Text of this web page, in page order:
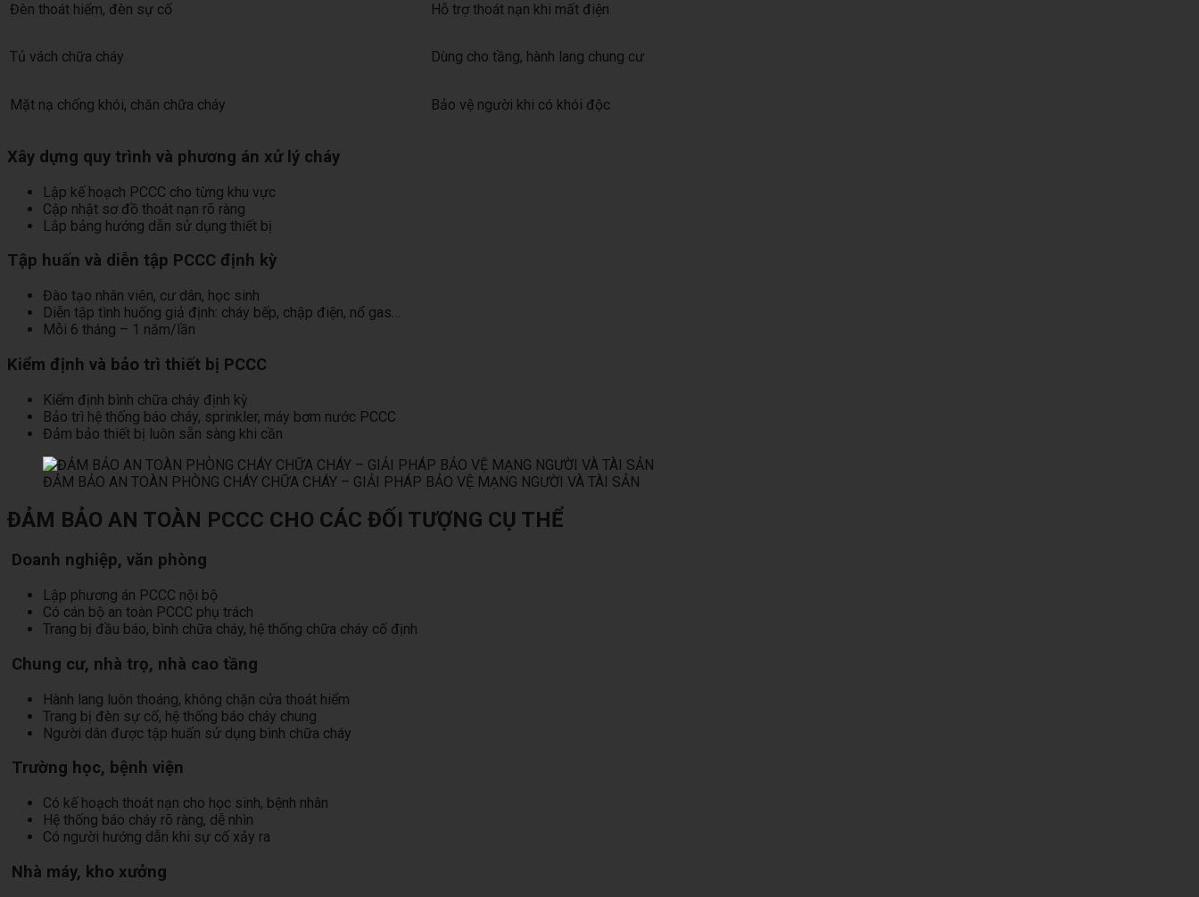
Đèn thoát hiểm, đèn sự cố Hỗ trợ thoát nạn khi mất điện
Tủ vách chữa cháy Dùng cho tầng, hành lang chung cư
Mặt nạ chống khói, chăn chữa cháy Bảo vệ người khi có khói độc
Xây dựng quy trình và phương án xử lý cháy
Lập kế hoạch PCCC cho từng khu vực
Cập nhật sơ đồ thoát nạn rõ ràng
Lắp bảng hướng dẫn sử dụng thiết bị
Tập huấn và diễn tập PCCC định kỳ
Đào tạo nhân viên, cư dân, học sinh
Diễn tập tình huống giả định: cháy bếp, chập điện, nổ gas…
Mỗi 6 tháng – 1 năm/lần
Kiểm định và bảo trì thiết bị PCCC
Kiểm định bình chữa cháy định kỳ
Bảo trì hệ thống báo cháy, sprinkler, máy bơm nước PCCC
Đảm bảo thiết bị luôn sẵn sàng khi cần
ĐẢM BẢO AN TOÀN PHÒNG CHÁY CHỮA CHÁY – GIẢI PHÁP BẢO VỆ MẠNG NGƯỜI VÀ TÀI SẢN
ĐẢM BẢO AN TOÀN PCCC CHO CÁC ĐỐI TƯỢNG CỤ THỂ
Doanh nghiệp, văn phòng
Lập phương án PCCC nội bộ
Có cán bộ an toàn PCCC phụ trách
Trang bị đầu báo, bình chữa cháy, hệ thống chữa cháy cố định
Chung cư, nhà trọ, nhà cao tầng
Hành lang luôn thoáng, không chặn cửa thoát hiểm
Trang bị đèn sự cố, hệ thống báo cháy chung
Người dân được tập huấn sử dụng bình chữa cháy
Trường học, bệnh viện
Có kế hoạch thoát nạn cho học sinh, bệnh nhân
Hệ thống báo cháy rõ ràng, dễ nhìn
Có người hướng dẫn khi sự cố xảy ra
Nhà máy, kho xưởng